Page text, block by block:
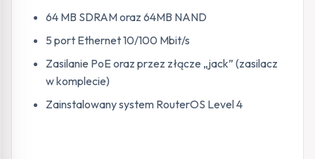
64 MB SDRAM oraz 64MB NAND
5 port Ethernet 10/100 Mbit/s
Zasilanie PoE oraz przez złącze „jack” (zasilacz
w komplecie)
Zainstalowany system RouterOS Level 4